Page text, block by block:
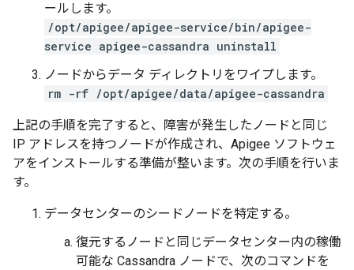
ールします。
/opt/apigee/apigee-service/bin/apigee-
service apigee-cassandra uninstall
ノードからデータ ディレクトリをワイプします。
rm -rf /opt/apigee/data/apigee-cassandra
上記の手順を完了すると、障害が発生したノードと同じ
IP アドレスを持つノードが作成され、Apigee ソフトウェ
アをインストールする準備が整います。次の手順を行いま
す。
データセンターのシードノードを特定する。
復元するノードと同じデータセンター内の稼働
可能な Cassandra ノードで、次のコマンドを